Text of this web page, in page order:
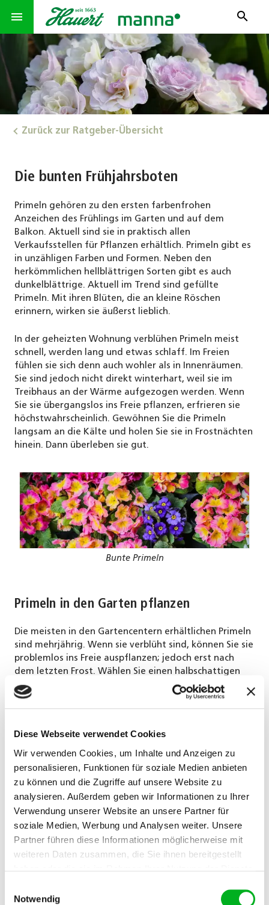
Diese Webseite verwendet Cookies
Wir verwenden Cookies, um Inhalte und Anzeigen zu
personalisieren, Funktionen für soziale Medien anbieten
zu können und die Zugriffe auf unsere Website zu
analysieren. Außerdem geben wir Informationen zu Ihrer
Verwendung unserer Website an unsere Partner für
soziale Medien, Werbung und Analysen weiter. Unsere
Partner führen diese Informationen möglicherweise mit
weiteren Daten zusammen, die Sie ihnen bereitgestellt
Cookies werden Ihre personenbezogenen Daten in
Notwendig
menu search
Zurück zur Ratgeber-Übersicht
Die bunten Frühjahrsboten
Primeln gehören zu den ersten farbenfrohen
Anzeichen des Frühlings im Garten und auf dem
Balkon. Aktuell sind sie in praktisch allen
Verkaufsstellen für Pflanzen erhältlich. Primeln gibt es
in unzähligen Farben und Formen. Neben den
herkömmlichen hellblättrigen Sorten gibt es auch
dunkelblättrige. Aktuell im Trend sind gefüllte
Primeln. Mit ihren Blüten, die an kleine Röschen
erinnern, wirken sie äußerst lieblich.
In der geheizten Wohnung verblühen Primeln meist
schnell, werden lang und etwas schlaff. Im Freien
fühlen sie sich denn auch wohler als in Innenräumen.
Sie sind jedoch nicht direkt winterhart, weil sie im
Treibhaus an der Wärme aufgezogen werden. Wenn
Sie sie übergangslos ins Freie pflanzen, erfrieren sie
höchstwahrscheinlich. Gewöhnen Sie die Primeln
langsam an die Kälte und holen Sie sie in Frostnächten
hinein. Dann überleben sie gut.
Bunte Primeln
Primeln in den Garten pflanzen
Die meisten in den Gartencentern erhältlichen Primeln
sind mehrjährig. Wenn sie verblüht sind, können Sie sie
problemlos ins Freie auspflanzen; jedoch erst nach
dem letzten Frost. Wählen Sie einen halbschattigen
und eher kühlen Standort. Primeln vertragen die pralle
Sonne nicht sonderlich gut und vertrocknen im
Sommer schnell. An einem passenden Platz etablieren
verschönern den Garten alle Jahre von Neuem mit
ihrer bunten Blütenpracht.
Blumenzwiebeln setzen
Weiter